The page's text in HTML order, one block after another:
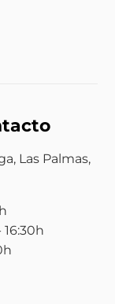
Las Palmas,